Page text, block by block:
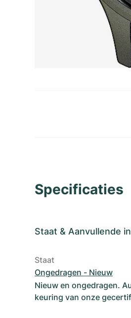
Specificaties
Staat & Aanvullende
Staat
Ongedragen - Nieuw
Nieuw en ongedragen.
keuring van onze